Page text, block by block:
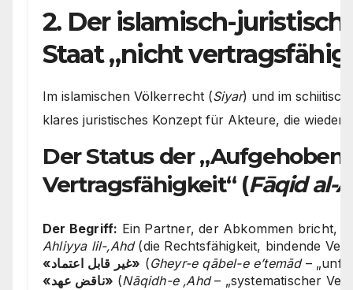
2. Der islamisch-
Staat „nicht
Im islamischen Völkerrecht (Siyar) und im
klares juristisches Konzept für Akteure, die
Der Status der
Vertragsfähigkeit“ (Fāqid al-
Der Begriff: Ein Partner, der Abkommen bricht,
Ahliyya lil-‚Ahd(die Rechtsfähigkeit, bindende
«غیر قابل اعتماد» (Gheyr-e qābel-e e’temād–
«ناقض عهد» (Nāqidh-e ‚Ahd– „systematischer